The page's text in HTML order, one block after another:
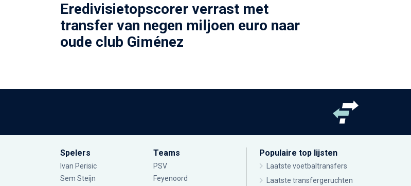
Eredivisietopscorer verrast met
transfer van negen miljoen euro naar
oude club Giménez
Spelers
Ivan Perisic
Sem Steijn
Teams
PSV
Feyenoord
Populaire top lijsten
Laatste voetbaltransfers
Laatste transfergeruchten